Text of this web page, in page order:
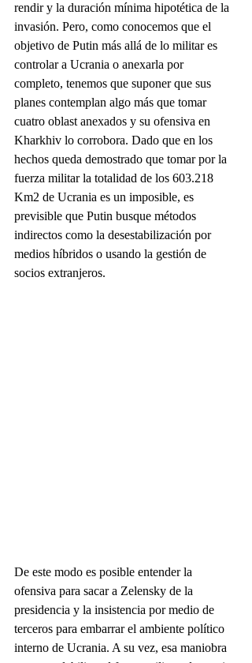
rendir y la duración mínima hipotética de la
invasión. Pero, como conocemos que el
objetivo de Putin más allá de lo militar es
controlar a Ucrania o anexarla por
completo, tenemos que suponer que sus
planes contemplan algo más que tomar
cuatro oblast anexados y su ofensiva en
Kharkhiv lo corrobora. Dado que en los
hechos queda demostrado que tomar por la
fuerza militar la totalidad de los 603.218
Km2 de Ucrania es un imposible, es
previsible que Putin busque métodos
indirectos como la desestabilización por
medios híbridos o usando la gestión de
socios extranjeros.
De este modo es posible entender la
ofensiva para sacar a Zelensky de la
presidencia y la insistencia por medio de
terceros para embarrar el ambiente político
interno de Ucrania. A su vez, esa maniobra